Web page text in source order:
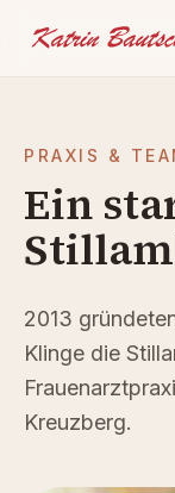
PRAXIS &
Ein
2013
Klinge die
Kreuzberg.